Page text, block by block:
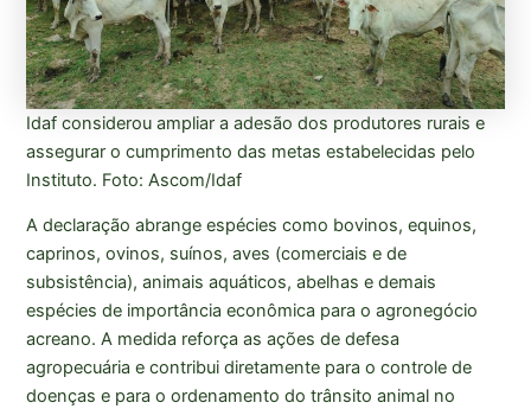
Idaf considerou ampliar a adesão dos produtores rurais e
assegurar o cumprimento das metas estabelecidas pelo
Instituto. Foto: Ascom/Idaf
A declaração abrange espécies como bovinos, equinos,
caprinos, ovinos, suínos, aves (comerciais e de
subsistência), animais aquáticos, abelhas e demais
espécies de importância econômica para o agronegócio
acreano. A medida reforça as ações de defesa
agropecuária e contribui diretamente para o controle de
doenças e para o ordenamento do trânsito animal no